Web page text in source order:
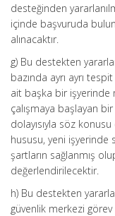
desteğinden
içinde başvuruda
alınacaktır.
g) Bu destekten
bazında ayrı ayrı
ait başka bir işyerinde
çalışmaya başlayan bir
dolayısıyla söz
hususu, yeni işyerinde
şartların sağlanmış
değerlendirilecektir.
h) Bu destekten
güvenlik merkezi